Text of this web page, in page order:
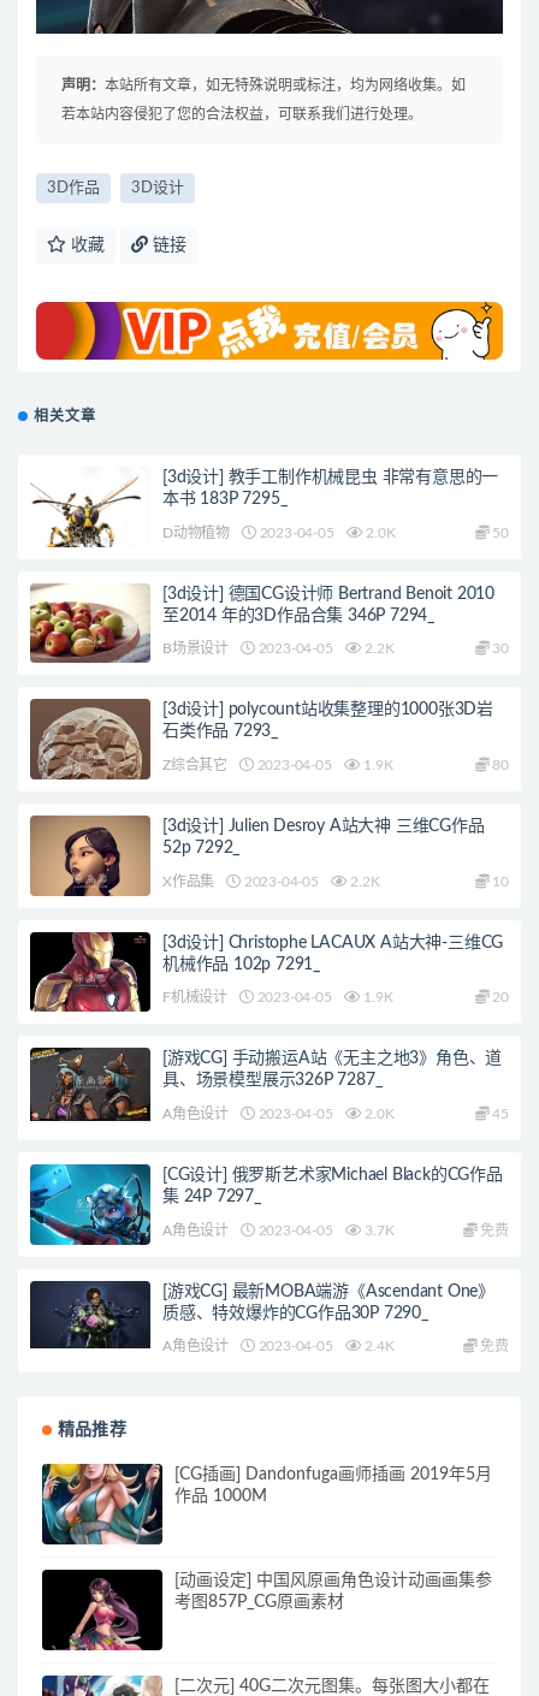
声明： 本站所有文章，如无特殊说明或标注，均为网络收集。如
若本站内容侵犯了您的合法权益，可联系我们进行处理。
3D作品 3D设计
收藏 链接
相关文章
[3d设计] 教手工制作机械昆虫 非常有意思的一
本书 183P 7295_
D动物植物 2023-04-05 2.0K 50
[3d设计] 德国CG设计师 Bertrand Benoit 2010
至2014 年的3D作品合集 346P 7294_
B场景设计 2023-04-05 2.2K 30
[3d设计] polycount站收集整理的1000张3D岩
石类作品 7293_
Z综合其它 2023-04-05 1.9K 80
[3d设计] Julien Desroy A站大神 三维CG作品
52p 7292_
X作品集 2023-04-05 2.2K 10
[3d设计] Christophe LACAUX A站大神-三维CG
机械作品 102p 7291_
F机械设计 2023-04-05 1.9K 20
[游戏CG] 手动搬运A站《无主之地3》角色、道
具、场景模型展示326P 7287_
A角色设计 2023-04-05 2.0K 45
[CG设计] 俄罗斯艺术家Michael Black的CG作品
集 24P 7297_
A角色设计 2023-04-05 3.7K 免费
[游戏CG] 最新MOBA端游《Ascendant One》
质感、特效爆炸的CG作品30P 7290_
A角色设计 2023-04-05 2.4K 免费
精品推荐
[CG插画] Dandonfuga画师插画 2019年5月
作品 1000M
[动画设定] 中国风原画角色设计动画画集参
考图857P_CG原画素材
[二次元] 40G二次元图集。每张图大小都在